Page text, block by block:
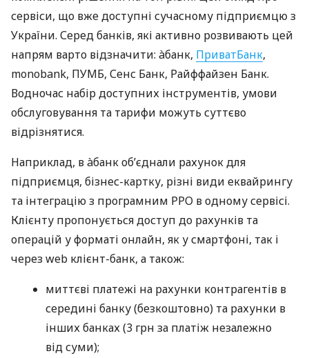
сервіси, що вже доступні сучасному підприємцю з
України. Серед банків, які активно розвивають цей
напрям варто відзначити: àбанк, ПриватБанк,
monobank, ПУМБ, Сенс Банк, Райффайзен Банк.
Водночас набір доступних інструментів, умови
обслуговування та тарифи можуть суттєво
відрізнятися.
Наприклад, в àбанк об’єднали рахунок для
підприємця, бізнес-картку, різні види еквайрингу
та інтеграцію з програмним РРО в одному сервісі.
Клієнту пропонується доступ до рахунків та
операцій у форматі онлайн, як у смартфоні, так і
через web клієнт-банк, а також:
миттєві платежі на рахунки контрагентів в
середині банку (безкоштовно) та рахунки в
інших банках (3 грн за платіж незалежно
від суми);